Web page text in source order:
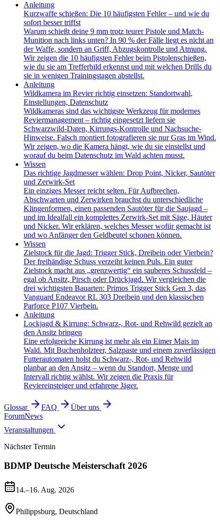
Anleitung
Kurzwaffe schießen: Die 10 häufigsten Fehler – und wie du
sofort besser triffst
Warum schießt deine 9 mm trotz teurer Pistole und Match-
Munition nach links unten? In 90 % der Fälle liegt es nicht an
der Waffe, sondern an Griff, Abzugskontrolle und Atmung.
Wir zeigen die 10 häufigsten Fehler beim Pistolenschießen,
wie du sie am Trefferbild erkennst und mit welchen Drills du
sie in wenigen Trainingstagen abstellst.
Anleitung
Wildkamera im Revier richtig einsetzen: Standortwahl,
Einstellungen, Datenschutz
Wildkameras sind das wichtigste Werkzeug für modernes
Reviermanagement – richtig eingesetzt liefern sie
Schwarzwild-Daten, Kirrungs-Kontrolle und Nachsuche-
Hinweise. Falsch montiert fotografieren sie nur Gras im Wind.
Wir zeigen, wo die Kamera hängt, wie du sie einstellst und
worauf du beim Datenschutz im Wald achten musst.
Wissen
Das richtige Jagdmesser wählen: Drop Point, Nicker, Sautöter
und Zerwirk-Set
Ein einziges Messer reicht selten. Für Aufbrechen,
Abschwarten und Zerwirken brauchst du unterschiedliche
Klingenformen, einen passenden Sautöter für die Saujagd –
und im Idealfall ein komplettes Zerwirk-Set mit Säge, Häuter
und Nicker. Wir erklären, welches Messer wofür gemacht ist
und wo Anfänger den Geldbeutel schonen können.
Wissen
Zielstock für die Jagd: Trigger Stick, Dreibein oder Vierbein?
Der freihändige Schuss verzeiht keinen Puls. Ein guter
Zielstock macht aus „grenzwertig“ ein sauberes Schussfeld –
egal ob Ansitz, Pirsch oder Drückjagd. Wir vergleichen die
drei wichtigsten Bauarten: Primos Trigger Stick Gen 3, das
Vanguard Endeavor RL 303 Dreibein und den klassischen
Parforce P107 Vierbein.
Anleitung
Lockjagd & Kirrung: Schwarz-, Rot- und Rehwild gezielt an
den Ansitz bringen
Eine erfolgreiche Kirrung ist mehr als ein Eimer Mais im
Wald. Mit Buchenholzteer, Salzpaste und einem zuverlässigen
Futterautomaten holst du Schwarz-, Rot- und Rehwild
planbar an den Ansitz – wenn du Standort, Menge und
Intervall richtig wählst. Wir zeigen die Praxis für
Reviereinsteiger und erfahrene Jäger.
Glossar FAQ
Über uns
ForumNews
Veranstaltungen
Nächster Termin
BDMP Deutsche Meisterschaft 2026
14.–16. Aug. 2026
Philippsburg, Deutschland